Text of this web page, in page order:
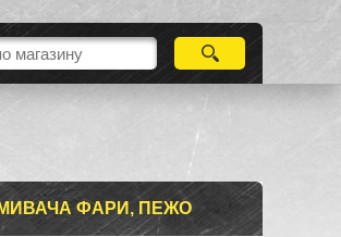
ФАРИ, ПЕЖО